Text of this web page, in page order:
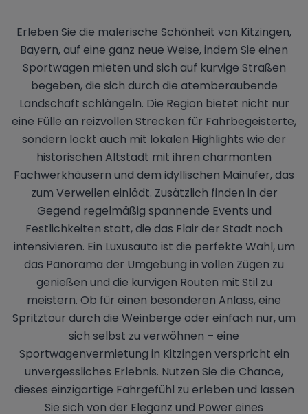
Erleben Sie die malerische Schönheit von Kitzingen,
Bayern, auf eine ganz neue Weise, indem Sie einen
Sportwagen mieten und sich auf kurvige Straßen
begeben, die sich durch die atemberaubende
Landschaft schlängeln. Die Region bietet nicht nur
eine Fülle an reizvollen Strecken für Fahrbegeisterte,
sondern lockt auch mit lokalen Highlights wie der
historischen Altstadt mit ihren charmanten
Fachwerkhäusern und dem idyllischen Mainufer, das
zum Verweilen einlädt. Zusätzlich finden in der
Gegend regelmäßig spannende Events und
Festlichkeiten statt, die das Flair der Stadt noch
intensivieren. Ein Luxusauto ist die perfekte Wahl, um
das Panorama der Umgebung in vollen Zügen zu
genießen und die kurvigen Routen mit Stil zu
meistern. Ob für einen besonderen Anlass, eine
Spritztour durch die Weinberge oder einfach nur, um
sich selbst zu verwöhnen – eine
Sportwagenvermietung in Kitzingen verspricht ein
unvergessliches Erlebnis. Nutzen Sie die Chance,
dieses einzigartige Fahrgefühl zu erleben und lassen
Sie sich von der Eleganz und Power eines